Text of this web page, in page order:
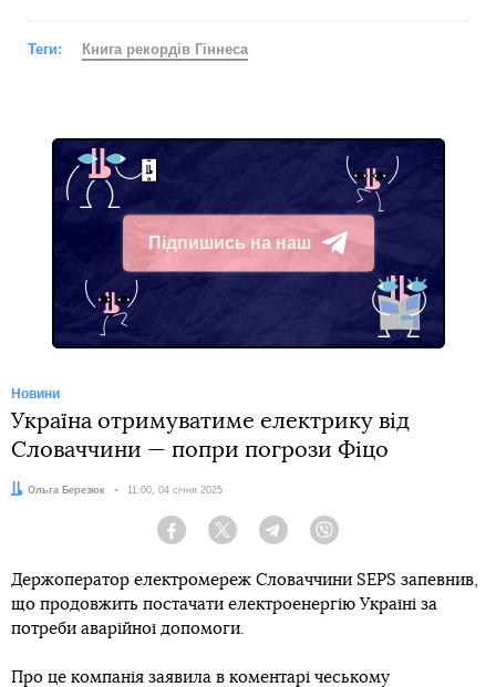
Теги: Книга рекордів Гіннеса
Підпишись на наш
Telegram
Новини
Україна отримуватиме електрику від
Словаччини — попри погрози Фіцо
Автор:
Ольга Березюк Дата:
11:00, 04 січня 2025
Facebook Twitter Telegram
Держоператор електромереж Словаччини SEPS запевнив,
що продовжить постачати електроенергію Україні за
потреби аварійної допомоги.
Про це компанія заявила в коментарі чеському